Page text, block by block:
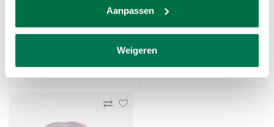
Aanpassen
Weigeren
Bank met opberg vak
€688,00
René Pierre Leisure bank
Sanded eiken / zwart
€347,50